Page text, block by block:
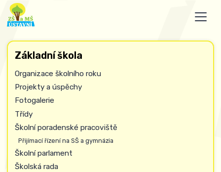
Základní škola
Organizace školního roku
Projekty a úspěchy
Fotogalerie
Třídy
Školní poradenské pracoviště
Přijímací řízení na SŠ a gymnázia
Školní parlament
Školská rada